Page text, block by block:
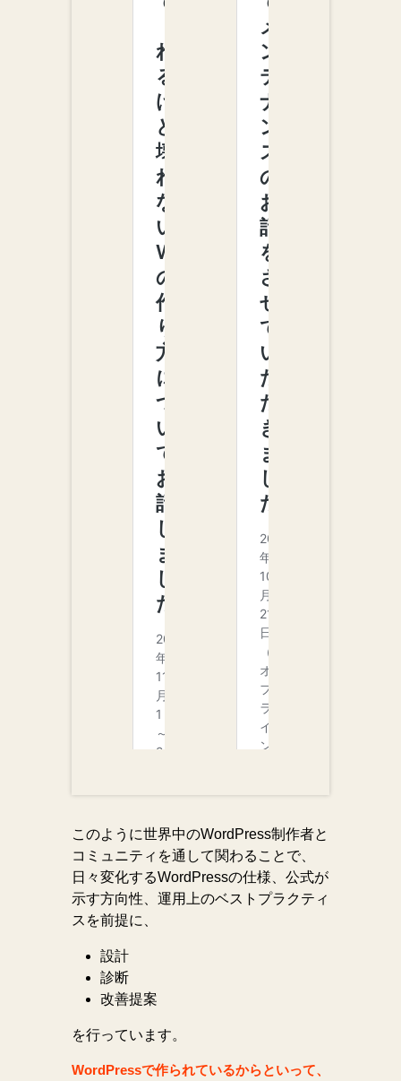
このように世界中のWordPress制作者と
コミュニティを通して関わることで、
日々変化するWordPressの仕様、公式が
示す方向性、運用上のベストプラクティ
スを前提に、
設計
診断
改善提案
を行っています。
WordPressで作られているからといって、